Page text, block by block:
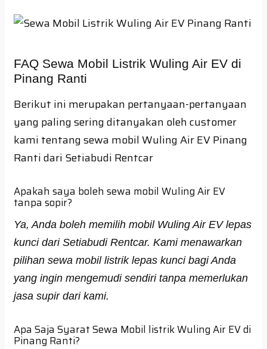
FAQ Sewa Mobil Listrik Wuling Air EV di
Pinang Ranti
Berikut ini merupakan pertanyaan-pertanyaan
yang paling sering ditanyakan oleh customer
kami tentang sewa mobil Wuling Air EV Pinang
Ranti dari Setiabudi Rentcar
Apakah saya boleh sewa mobil Wuling Air EV
tanpa sopir?
Ya, Anda boleh memilih mobil Wuling Air EV lepas
kunci dari Setiabudi Rentcar. Kami menawarkan
pilihan sewa mobil listrik lepas kunci bagi Anda
yang ingin mengemudi sendiri tanpa memerlukan
jasa supir dari kami.
Apa Saja Syarat Sewa Mobil listrik Wuling Air EV di
Pinang Ranti?